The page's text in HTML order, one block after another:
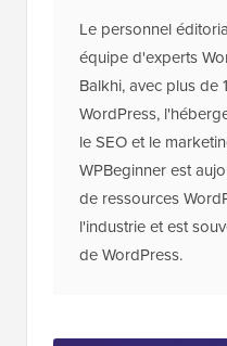
Le personnel
équipe d'experts
Balkhi, avec plus de
WordPress,
le SEO et le
WPBeginner est
de ressources
l'industrie et est
de WordPress.